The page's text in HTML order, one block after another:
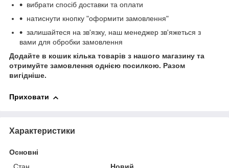
вибрати спосіб доставки та оплати
натиснути кнопку "оформити замовлення"
залишайтеся на зв'язку, наш менеджер зв'яжеться з
вами для обробки замовлення
Додайте в кошик кілька товарів з нашого магазину та
отримуйте замовлення однією посилкою. Разом
вигідніше.
Приховати
Характеристики
Основні
Стан
Новий